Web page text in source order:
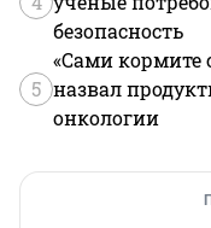
безопасность
5
«Сами кормите
назвал
онкологии